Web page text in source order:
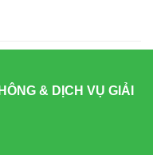
& DỊCH VỤ GIẢI